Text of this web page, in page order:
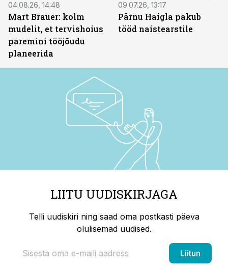
04.08.26, 14:48
Mart Brauer: kolm
mudelit, et tervishoius
paremini tööjõudu
planeerida
09.07.26, 13:17
Pärnu Haigla pakub
tööd naistearstile
LIITU UUDISKIRJAGA
Telli uudiskiri ning saad oma postkasti päeva
olulisemad uudised.
Liitun